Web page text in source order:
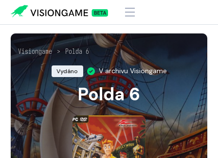
Visiongame > Polda 6
Vydáno V archivu Visiongame
Polda 6